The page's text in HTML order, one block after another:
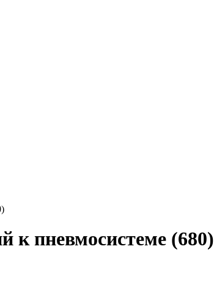
к пневмосистеме (680)